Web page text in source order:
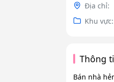
Địa chỉ:
Khu vực:
Thông
Bán nhà